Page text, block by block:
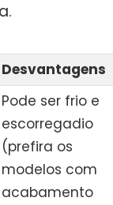
Desvantagens
Pode ser frio e
escorregadio
(prefira os
modelos com
acabamento